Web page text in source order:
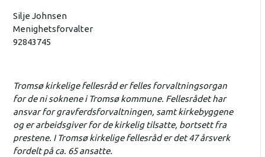
Silje Johnsen
Menighetsforvalter
92843745
Tromsø kirkelige fellesråd er felles forvaltningsorgan
for de ni soknene i Tromsø kommune. Fellesrådet har
ansvar for gravferdsforvaltningen, samt kirkebyggene
og er arbeidsgiver for de kirkelig tilsatte, bortsett fra
prestene. I Tromsø kirkelige fellesråd er det 47 årsverk
fordelt på ca. 65 ansatte.